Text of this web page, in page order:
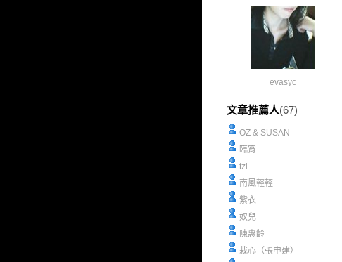
evasyc
文章推薦人(67)
OZ & SUSAN
臨宵
tzi
南風輕輕
紫衣
奴兒
陳惠齡
栽心（張申建）